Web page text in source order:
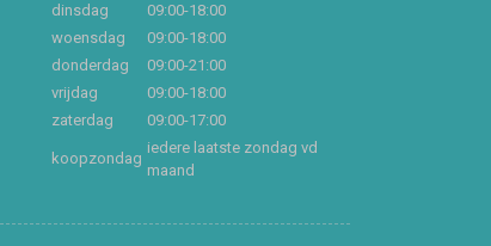
dinsdag
09:00-18:00
woensdag
09:00-18:00
donderdag
09:00-21:00
vrijdag
09:00-18:00
zaterdag
09:00-17:00
koopzondag
iedere laatste zondag vd
maand